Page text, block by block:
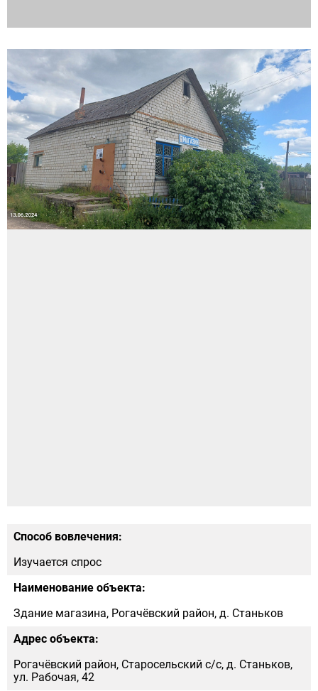
Способ вовлечения:
Изучается спрос
Наименование объекта:
Здание магазина, Рогачёвский район, д. Станьков
Адрес объекта:
Рогачёвский район, Старосельский с/с, д. Станьков,
ул. Рабочая, 42